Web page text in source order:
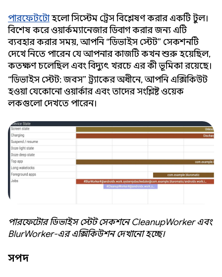
পারফেটটোহলো সিস্টেম ট্রেস বিশ্লেষণ করার একটি টুল।
বিশেষ করে ওয়ার্কম্যানেজার ডিবাগ করার জন্য এটি
ব্যবহার করার সময়, আপনি “ডিভাইস স্টেট” সেকশনটি
দেখে নিতে পারেন যে আপনার কাজটি কখন শুরু হয়েছিল,
কতক্ষণ চলেছিল এবং বিদ্যুৎ খরচে এর কী ভূমিকা রয়েছে।
“ডিভাইস স্টেট: জবস” ট্র্যাকের অধীনে, আপনি এক্সিকিউট
হওয়া যেকোনো ওয়ার্কার এবং তাদের সংশ্লিষ্ট ওয়েক
লকগুলো দেখতে পারেন।
পারফেটোর ডিভাইস স্টেট সেকশনে CleanupWorker এবং
BlurWorker-এর এক্সিকিউশন দেখানো হচ্ছে।
সম্পদ